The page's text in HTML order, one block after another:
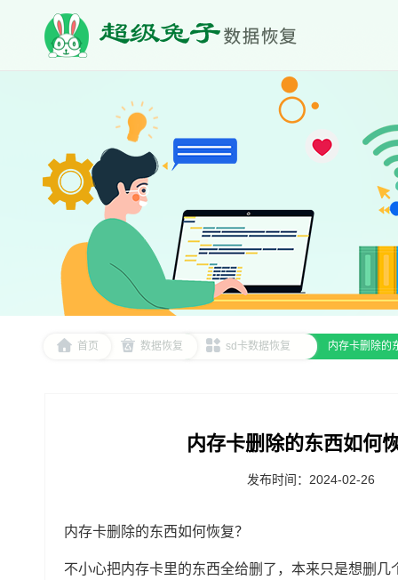
首页 数据恢复 sd卡数据恢复 内存卡删除的
内存卡删除的东西如何
发布时间：2024-02-26
内存卡删除的东西如何恢复？
不小心把内存卡里的东西全给删了，本来只是想删